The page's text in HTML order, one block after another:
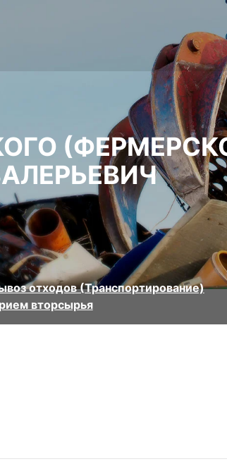
отходов (Транспортирование)
вторсырья